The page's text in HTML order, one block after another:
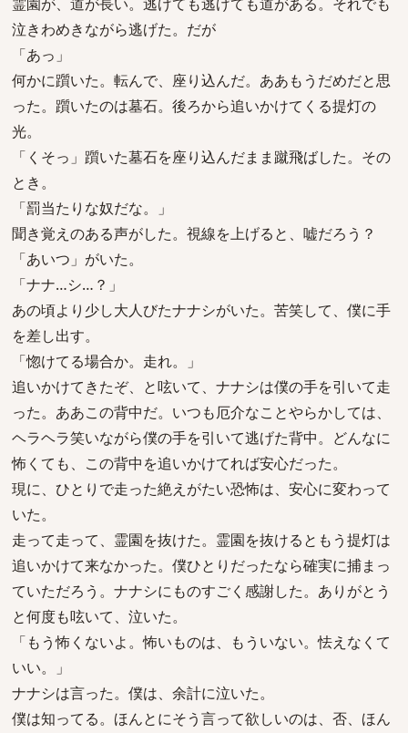
泣きわめきながら逃げた。だが
「あっ」
何かに躓いた。転んで、座り込んだ。ああもうだめだと思
った。躓いたのは墓石。後ろから追いかけてくる提灯の
光。
「くそっ」躓いた墓石を座り込んだまま蹴飛ばした。その
とき。
「罰当たりな奴だな。」
聞き覚えのある声がした。視線を上げると、嘘だろう？
「あいつ」がいた。
「ナナ…シ…？」
あの頃より少し大人びたナナシがいた。苦笑して、僕に手
を差し出す。
「惚けてる場合か。走れ。」
追いかけてきたぞ、と呟いて、ナナシは僕の手を引いて走
った。ああこの背中だ。いつも厄介なことやらかしては、
ヘラヘラ笑いながら僕の手を引いて逃げた背中。どんなに
怖くても、この背中を追いかけてれば安心だった。
現に、ひとりで走った絶えがたい恐怖は、安心に変わって
いた。
走って走って、霊園を抜けた。霊園を抜けるともう提灯は
追いかけて来なかった。僕ひとりだったなら確実に捕まっ
ていただろう。ナナシにものすごく感謝した。ありがとう
と何度も呟いて、泣いた。
「もう怖くないよ。怖いものは、もういない。怯えなくて
いい。」
ナナシは言った。僕は、余計に泣いた。
僕は知ってる。ほんとにそう言って欲しいのは、否、ほん